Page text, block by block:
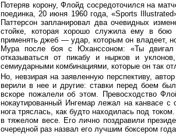
Потеряв корону, Флойд сосредоточился на
поединка,20 июня 1960 года, «Sports
Паттерсон запланировал два очевидных
стойке, которая хорошо служила ему в
применять джеб — удар, которым он владеет,
Мура после боя с Юханссоном: «Ты
отказываться от пикабу и нырков и
семиударными комбинациями, которые он так
Но, невзирая на заявленную перспективу,
верили в нее и другие: ставки перед боем
вскоре пожалели об этом. Превосходство
нокаутированный Ингемар лежал на канвасе с
нога тряслась, как будто находилась под
в тяжелом весе. Его лично поздравили
очередной раз назвал его лучшим боксером